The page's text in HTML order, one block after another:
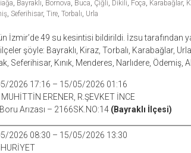
, Bayraklı, Bornova, Buca, Çiğli, Dikili, Foça, Karabağlar,
, Seferihisar, Tire, Torbalı, Urla
İzmir’de 49 su kesintisi bildirildi. İzsu tarafından
ilçeler şöyle: Bayraklı, Kiraz, Torbalı, Karabağlar,
Seferihisar, Kınık, Menderes, Narlıdere, Ödemiş,
2026 17:16 – 15/05/2026 01:16
MUHİTTİN ERENER, R.ŞEVKET İNCE
Arızası – 2166SK.NO:14 (Bayraklı İlçesi)
2026 08:30 – 15/05/2026 13:30